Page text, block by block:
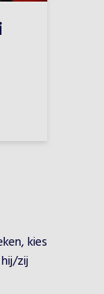
kies
zij